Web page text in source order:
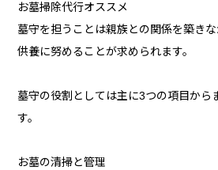
お墓掃除代行オススメ
墓守を担うことは親族との関係を築き
供養に努めることが求められます。
墓守の役割としては主に3つの項目から
す。
お墓の清掃と管理